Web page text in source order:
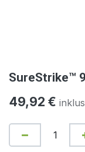
SureStrike™
49,92 €